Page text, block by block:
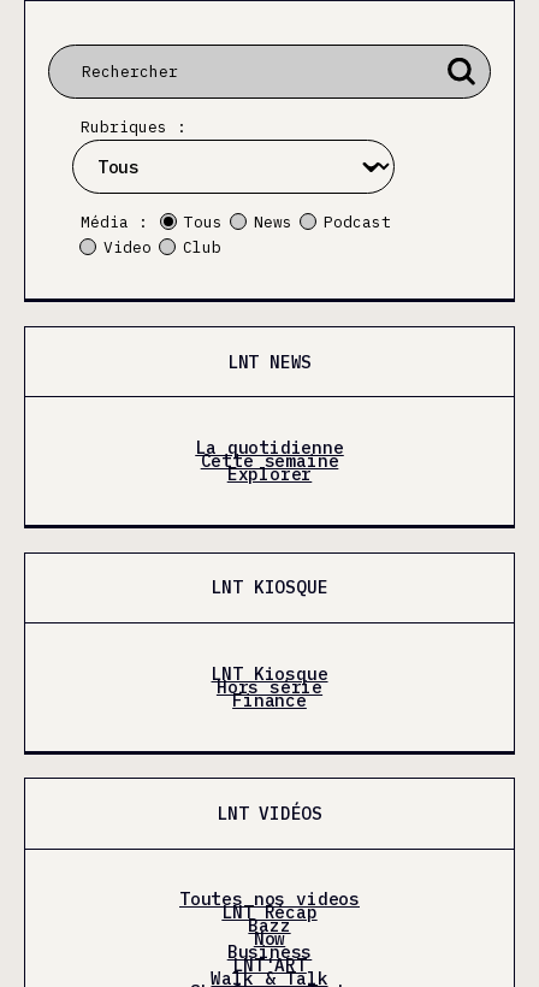
Rubriques :
Média : Tous News
Podcast
Video
Club
LNT NEWS
La quotidienne
Cette semaine
Explorer
LNT KIOSQUE
LNT Kiosque
Hors série
Finance
LNT VIDÉOS
Toutes nos videos
LNT Récap
Bazz
Now
Business
LNT'ART
Walk & Talk